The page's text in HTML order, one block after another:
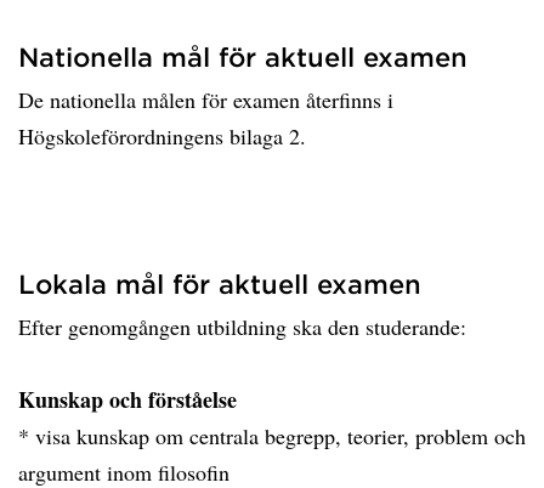
Nationella mål för aktuell examen
De nationella målen för examen återfinns i
Högskoleförordningens bilaga 2.
Lokala mål för aktuell examen
Efter genomgången utbildning ska den studerande:
Kunskap och förståelse
* visa kunskap om centrala begrepp, teorier, problem och
argument inom filosofin